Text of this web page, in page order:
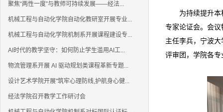
聚焦“两性一度”与教师可持续发展——经法...
机械工程与自动化学院自动化教研室开展专业...
机械工程与自动化学院机制系开展课程建设专...
AI时代的教学坚守：如何防止学生滥用AI工...
物流管理系开展 AI 驱动规划类课程革新专题...
设计艺术学院开展"筑牢心理防线,护航身心健...
经法学院召开教学工作研讨会
为持续提升
专家论证会。会
主任李兵，宁波
评审团，学院各